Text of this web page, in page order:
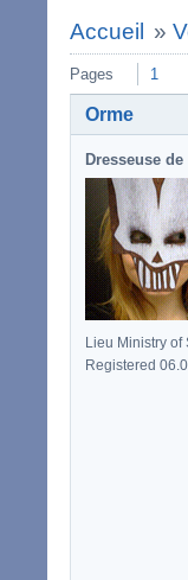
Accueil »
Pages 1
Orme
Dresseuse
Lieu Ministry of
Registered